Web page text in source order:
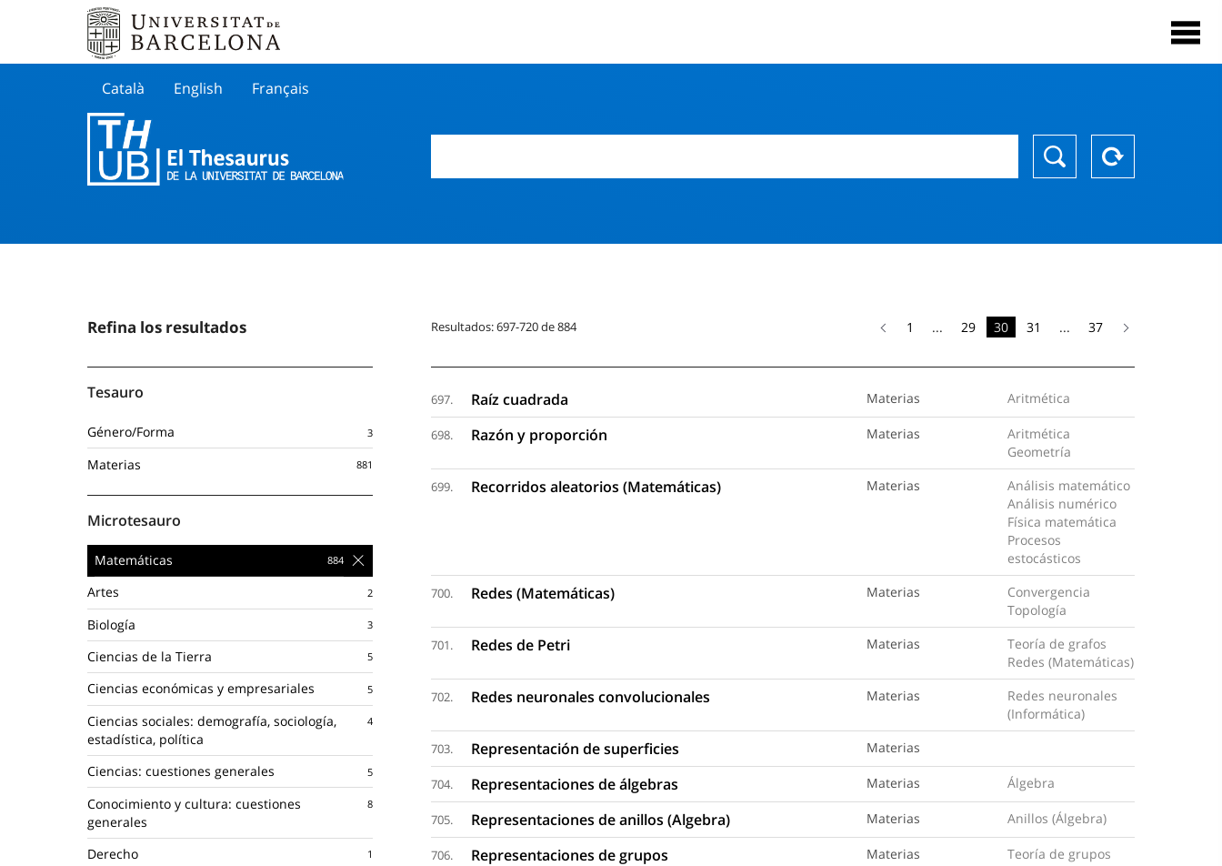
Català English Français
Refina los resultados
Tesauro
Género/Forma
Materias
Microtesauro
Matemáticas
Artes
Biología
Ciencias de la Tierra
Ciencias económicas y empresariales
Ciencias sociales: demografía, sociología,
estadística, política
Ciencias: cuestiones generales
Conocimiento y cultura: cuestiones
generales
Derecho
Resultados: 697-720 de 884 1 ... 29 30 31 ... 37
697. Raíz cuadrada Materias Aritmética
698. Razón y proporción Materias
Aritmética
Geometría
699. Recorridos aleatorios (Matemáticas) Materias
Análisis matemático
Análisis numérico
Física matemática
Procesos
estocásticos
700. Redes (Matemáticas) Materias
Convergencia
Topología
701. Redes de Petri Materias
Teoría de grafos
Redes (Matemáticas)
702. Redes neuronales convolucionales Materias
Redes neuronales
(Informática)
703. Representación de superficies Materias
704. Representaciones de álgebras Materias Álgebra
705. Representaciones de anillos (Algebra) Materias Anillos (Álgebra)
706. Representaciones de grupos Materias Teoría de grupos